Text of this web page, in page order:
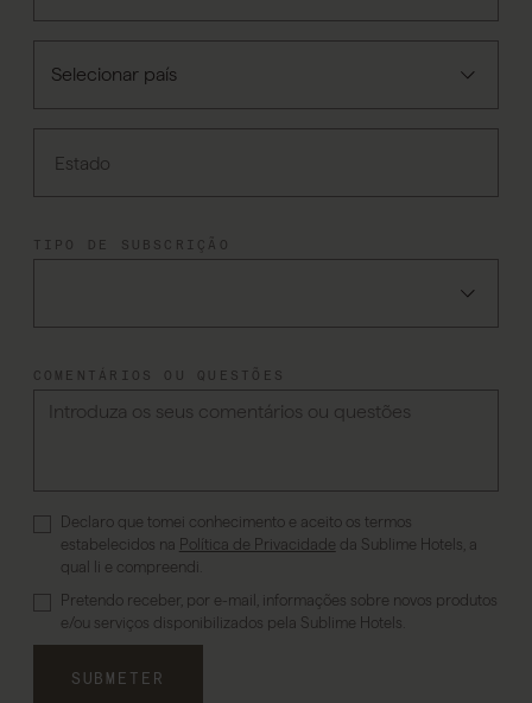
Estado
TIPO DE SUBSCRIÇÃO
COMENTÁRIOS OU QUESTÕES
Declaro que tomei conhecimento e aceito os termos
estabelecidos na Política de Privacidade da Sublime Hotels, a
qual li e compreendi.
Pretendo receber, por e-mail, informações sobre novos produtos
e/ou serviços disponibilizados pela Sublime Hotels.
SUBMETER